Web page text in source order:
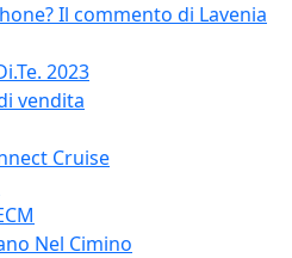
Il commento di Lavenia
2023
vendita
Cruise
Nel Cimino